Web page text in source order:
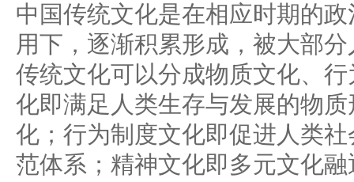
中国传统文化是在相应时期的
用下，逐渐积累形成，被大部
传统文化可以分成物质文化、
化即满足人类生存与发展的物
化；行为制度文化即促进人类
范体系；精神文化即多元文化